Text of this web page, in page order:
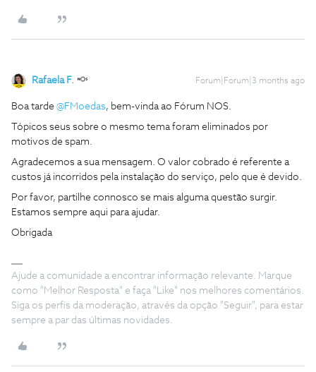
Rafaela F. Forum|Forum|3 months ago
Boa tarde ​ @FMoedas, bem-vinda ao Fórum NOS.
Tópicos seus sobre o mesmo tema foram eliminados por
motivos de spam.
Agradecemos a sua mensagem. O valor cobrado é referente a
custos já incorridos pela instalação do serviço, pelo que é devido.
Por favor, partilhe connosco se mais alguma questão surgir.
Estamos sempre aqui para ajudar.
Obrigada
Ajude a comunidade a encontrar informação relevante. Marque
como "Melhor Resposta" e faça "Like" nos melhores comentários.
Siga os perfis da moderação, através da opção "Seguir", para estar
sempre a par das últimas novidades.